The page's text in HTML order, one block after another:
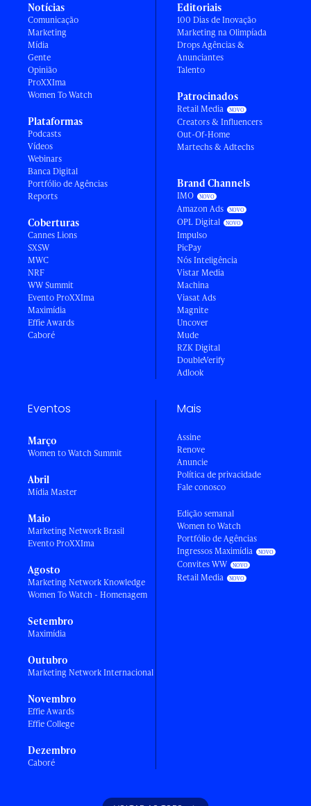
Notícias
Comunicação
Marketing
Mídia
Gente
Opinião
ProXXIma
Women To Watch
Plataformas
Podcasts
Vídeos
Webinars
Banca Digital
Portfólio de Agências
Reports
Coberturas
Cannes Lions
SXSW
MWC
NRF
WW Summit
Evento ProXXIma
Maximídia
Effie Awards
Caboré
Editoriais
100 Dias de Inovação
Marketing na Olimpíada
Drops Agências &
Anunciantes
Talento
Patrocinados
Retail Media
Creators & Influencers
Out-Of-Home
Martechs & Adtechs
Brand Channels
IMO
Amazon Ads
OPL Digital
Impulso
PicPay
Nós Inteligência
Vistar Media
Machina
Viasat Ads
Magnite
Uncover
Mude
RZK Digital
DoubleVerify
Adlook
Eventos
Março
Women to Watch Summit
Abril
Mídia Master
Maio
Marketing Network Brasil
Evento ProXXIma
Agosto
Marketing Network Knowledge
Women To Watch - Homenagem
Setembro
Maximídia
Outubro
Marketing Network Internacional
Novembro
Effie Awards
Effie College
Dezembro
Caboré
Mais
Assine
Renove
Anuncie
Política de privacidade
Fale conosco
Edição semanal
Women to Watch
Portfólio de Agências
Ingressos Maximídia
Convites WW
Retail Media